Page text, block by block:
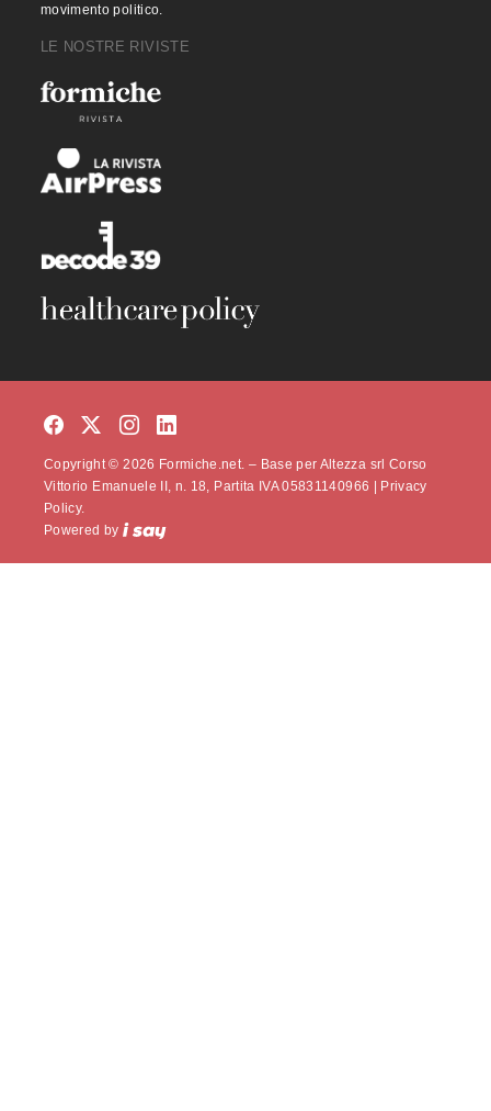
movimento politico.
LE NOSTRE RIVISTE
Copyright © 2026 Formiche.net. – Base per Altezza srl Corso
Vittorio Emanuele II, n. 18, Partita IVA 05831140966 | Privacy
Policy.
Powered by